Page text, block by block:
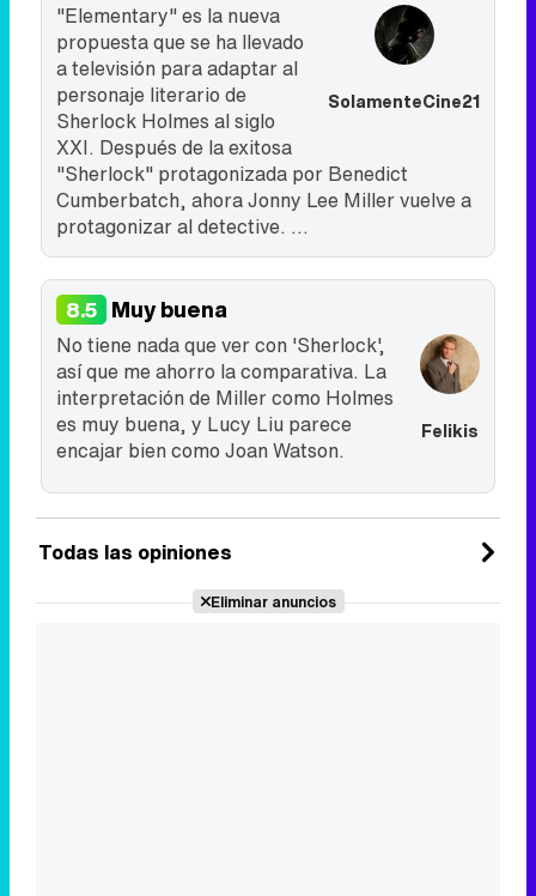
SolamenteCine21
"Elementary" es la nueva
propuesta que se ha llevado
a televisión para adaptar al
personaje literario de
Sherlock Holmes al siglo
XXI. Después de la exitosa
"Sherlock" protagonizada por Benedict
Cumberbatch, ahora Jonny Lee Miller vuelve a
protagonizar al detective. ...
8.5 Muy buena
Felikis
No tiene nada que ver con 'Sherlock',
así que me ahorro la comparativa. La
interpretación de Miller como Holmes
es muy buena, y Lucy Liu parece
encajar bien como Joan Watson.
Todas las opiniones
Eliminar anuncios